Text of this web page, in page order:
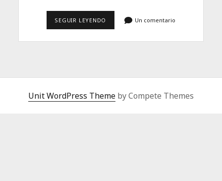
SEGUIR LEYENDO
RECUERDO
Un comentario
Unit WordPress Theme by Compete Themes